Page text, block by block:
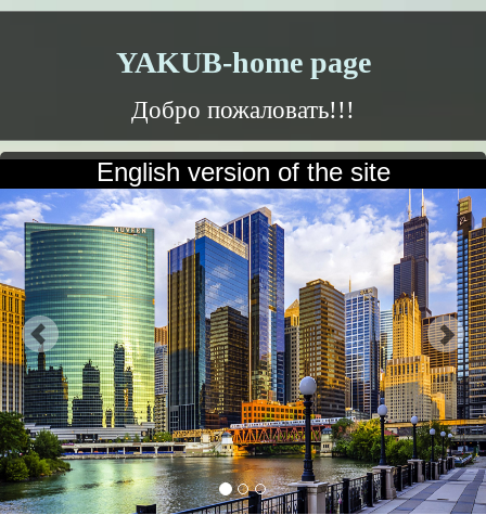
YAKUB-home page
Добро пожаловать!!!
English version of the site